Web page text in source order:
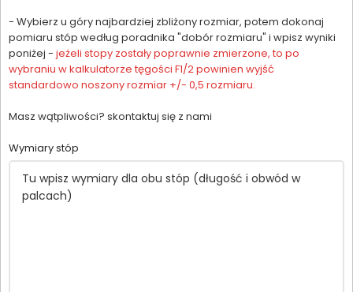
- Wybierz u góry najbardziej zbliżony rozmiar, potem dokonaj
pomiaru stóp według poradnika "dobór rozmiaru" i wpisz wyniki
poniżej - jeżeli stopy zostały poprawnie zmierzone, to po
wybraniu w kalkulatorze tęgości F1/2 powinien wyjść
standardowo noszony rozmiar +/- 0,5 rozmiaru.
Masz wątpliwości? skontaktuj się z nami
Wymiary stóp